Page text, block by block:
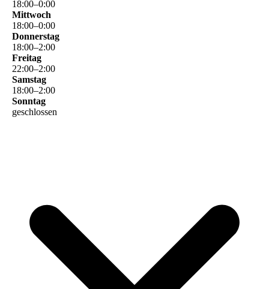
18:00–0:00
Mittwoch
18:00–0:00
Donnerstag
18:00–2:00
Freitag
22:00–2:00
Samstag
18:00–2:00
Sonntag
geschlossen